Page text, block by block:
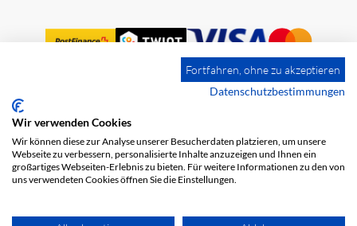
Impression
Protection des données
Fortfahren, ohne zu akzeptieren
Datenschutzbestimmungen
Wir verwenden Cookies
Wir können diese zur Analyse unserer Besucherdaten platzieren, um unsere
Webseite zu verbessern, personalisierte Inhalte anzuzeigen und Ihnen ein
großartiges Webseiten-Erlebnis zu bieten. Für weitere Informationen zu den von
uns verwendeten Cookies öffnen Sie die Einstellungen.